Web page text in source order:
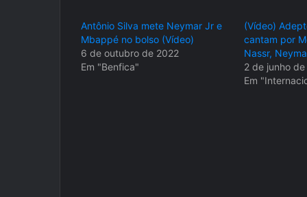
Antônio Silva mete Neymar Jr e
Mbappé no bolso (Vídeo)
6 de outubro de 2022
Em "Benfica"
(Vídeo)
cantam por
Nassr,
2 de junho
Em